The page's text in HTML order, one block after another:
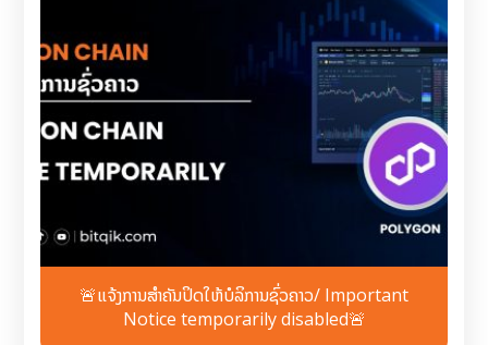
🚨ແຈ້ງການສຳຄັນປິດໃຫ້ບໍລິການຊົ່ວຄາວ/ Important
Notice temporarily disabled🚨